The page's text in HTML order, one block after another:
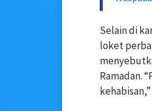
Selain di
loket
Ramadan.